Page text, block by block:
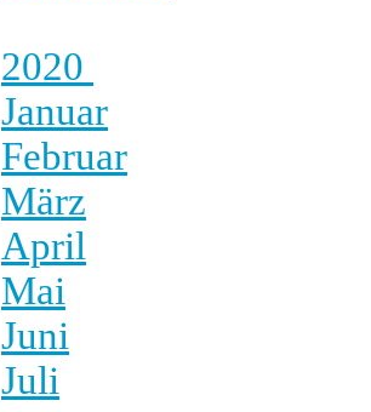
2020
Januar
Februar
März
April
Mai
Juni
Juli